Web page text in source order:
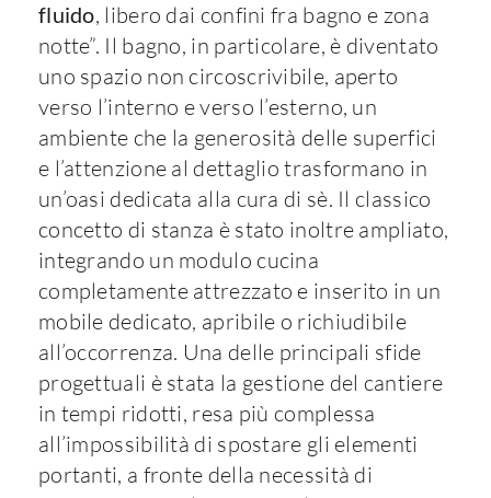
fluido, libero dai confini fra bagno e zona
notte”. Il bagno, in particolare, è diventato
uno spazio non circoscrivibile, aperto
verso l’interno e verso l’esterno, un
ambiente che la generosità delle superfici
e l’attenzione al dettaglio trasformano in
un’oasi dedicata alla cura di sè. Il classico
concetto di stanza è stato inoltre ampliato,
integrando un modulo cucina
completamente attrezzato e inserito in un
mobile dedicato, apribile o richiudibile
all’occorrenza. Una delle principali sfide
progettuali è stata la gestione del cantiere
in tempi ridotti, resa più complessa
all’impossibilità di spostare gli elementi
portanti, a fronte della necessità di